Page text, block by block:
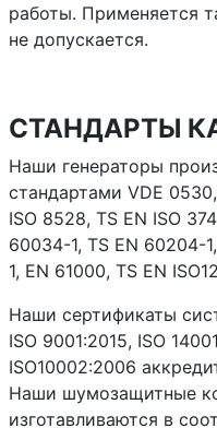
работы. Применяется
не допускается.
СТАНДАРТЫ
Наши генераторы
стандартами VDE
ISO 8528, TS EN ISO
60034-1, TS EN 60204-
1, EN 61000, TS EN
Наши сертификаты
ISO 9001:2015, ISO
ISO10002:2006
Наши шумозащитные
изготавливаются в